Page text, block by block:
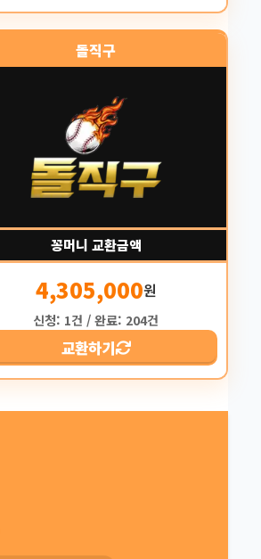
돌직구
꽁머니 교환금액
4,305,000원
신청: 1건 / 완료: 204건
교환하기